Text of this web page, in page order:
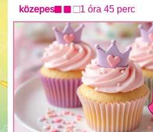
közepes 1 óra 45 perc